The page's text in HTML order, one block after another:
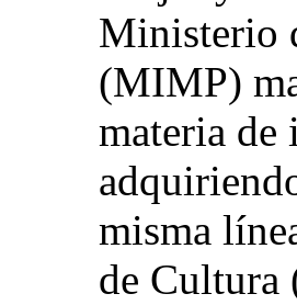
Ministerio
(MIMP)
materia de
misma
de